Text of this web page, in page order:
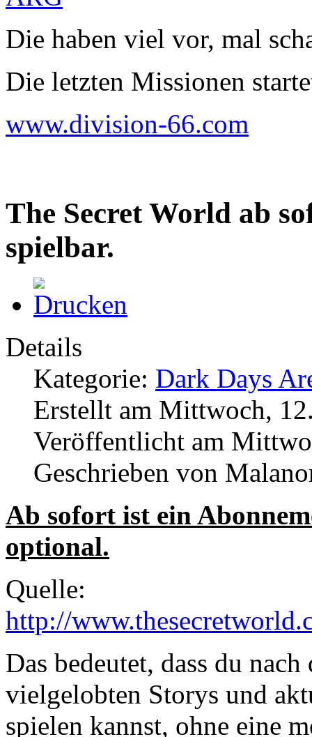
Die haben viel vor, mal
Die letzten Missionen
www.division-66.com
The Secret World ab
spielbar.
Details
Kategorie: Dark Days
Erstellt am Mittwoch,
Veröffentlicht am
Geschrieben von
Ab sofort ist ein
optional.
Quelle:
http://
Das bedeutet, dass du
vielgelobten Storys und
spielen kannst, ohne eine